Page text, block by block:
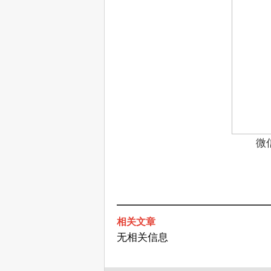
微
相关文章
无相关信息